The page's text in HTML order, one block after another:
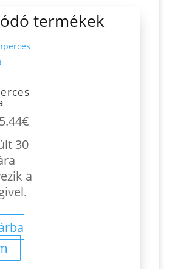
termékek
Original
price
5.44€Current
30
a